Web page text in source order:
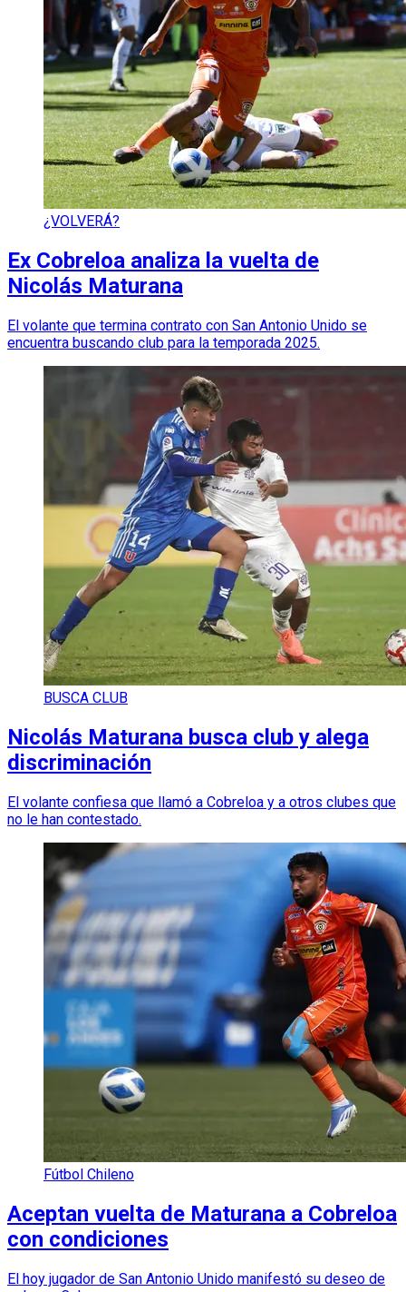
¿VOLVERÁ?
Ex Cobreloa analiza la vuelta de
Nicolás Maturana
El volante que termina contrato con San Antonio Unido se
encuentra buscando club para la temporada 2025.
BUSCA CLUB
Nicolás Maturana busca club y alega
discriminación
El volante confiesa que llamó a Cobreloa y a otros clubes que
no le han contestado.
Fútbol Chileno
Aceptan vuelta de Maturana a Cobreloa
con condiciones
El hoy jugador de San Antonio Unido manifestó su deseo de